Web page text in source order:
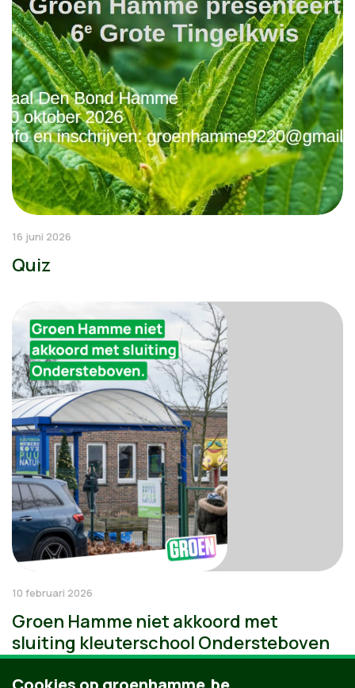
16 juni 2026
Quiz
10 februari 2026
Groen Hamme niet akkoord met
sluiting kleuterschool Ondersteboven